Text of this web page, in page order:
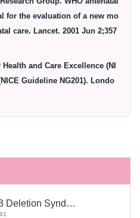
for the evaluation of a new mo
care. Lancet. 2001 Jun 2;357
and Care Excellence (NI
Guideline NG201). Londo
Deletion Synd…